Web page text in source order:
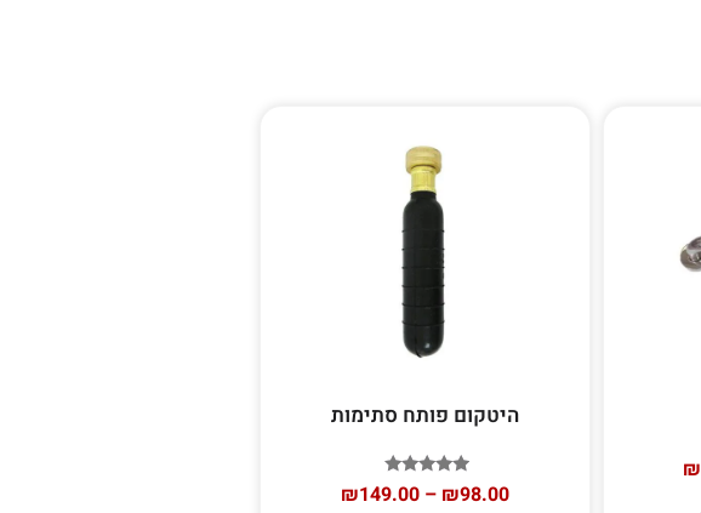
₪
היטקום פותח סתימות
דורג
5.00
₪98.00
–
₪149.00